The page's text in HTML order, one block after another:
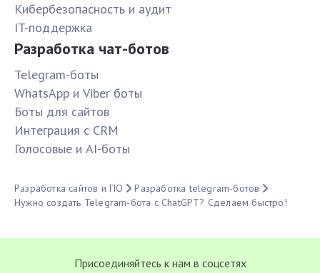
Кибербезопасность и аудит
IT-поддержка
Разработка чат-ботов
Telegram-боты
WhatsApp и Viber боты
Боты для сайтов
Интеграция с CRM
Голосовые и AI-боты
Разработка сайтов и ПО
Разработка telegram-ботов
Нужно создать Telegram-бота с ChatGPT? Сделаем быстро!
Присоединяйтесь к нам в соцсетях